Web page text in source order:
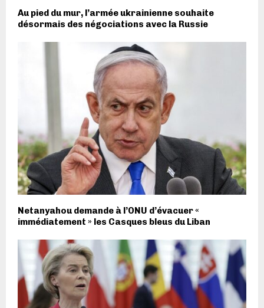
Au pied du mur, l’armée ukrainienne souhaite
désormais des négociations avec la Russie
Netanyahou demande à l’ONU d’évacuer «
immédiatement » les Casques bleus du Liban